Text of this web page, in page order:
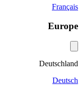
Français
Europe
Deutschland
Deutsch